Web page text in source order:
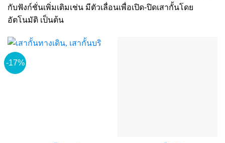
กับฟังก์ชั่นเพิ่มเติมเช่น มีตัวเลื่อนเพื่อเปิด-ปิดเสากั้นโดย
อัตโนมัติ เป็นต้น
-17%